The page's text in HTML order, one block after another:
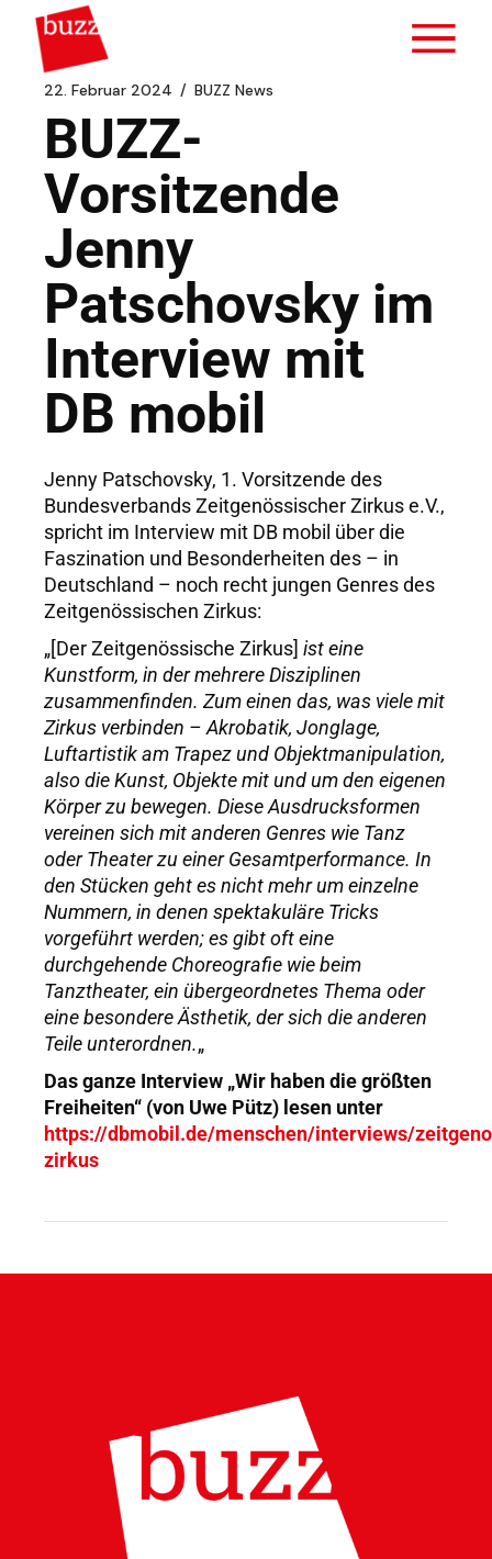
22. Februar 2024 BUZZ News
BUZZ-
Vorsitzende
Jenny
Patschovsky im
Interview mit
DB mobil
Jenny Patschovsky, 1. Vorsitzende des
Bundesverbands Zeitgenössischer Zirkus e.V.,
spricht im Interview mit DB mobil über die
Faszination und Besonderheiten des – in
Deutschland – noch recht jungen Genres des
Zeitgenössischen Zirkus:
„[Der Zeitgenössische Zirkus]ist eine
Kunstform, in der mehrere Disziplinen
zusammenfinden. Zum einen das, was viele mit
Zirkus verbinden – Akrobatik, Jonglage,
Luftartistik am Trapez und Objektmanipulation,
also die Kunst, Objekte mit und um den eigenen
Körper zu bewegen. Diese Ausdrucksformen
vereinen sich mit anderen Genres wie Tanz
oder Theater zu einer Gesamtperformance. In
den Stücken geht es nicht mehr um einzelne
Nummern, in denen spektakuläre Tricks
vorgeführt werden; es gibt oft eine
durchgehende Choreografie wie beim
Tanztheater, ein übergeordnetes Thema oder
eine besondere Ästhetik, der sich die anderen
Teile unterordnen.„
Das ganze Interview „Wir haben die größten
Freiheiten“ (von Uwe Pütz) lesen unter
https://dbmobil.de/menschen/interviews/
zirkus